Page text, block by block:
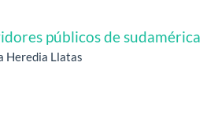
públicos de sudamérica
Heredia Llatas